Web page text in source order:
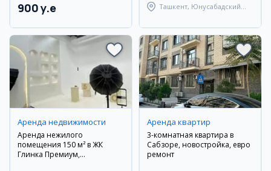
900 y.e
Ташкент, Юнусабадский
Аренда недвижимости
Аренда нежилого
помещения 150 м² в ЖК
Глинка Премиум,
Аренда квартир
3-комнатная квартира в
Сабзоре, новостройка, евро
ремонт